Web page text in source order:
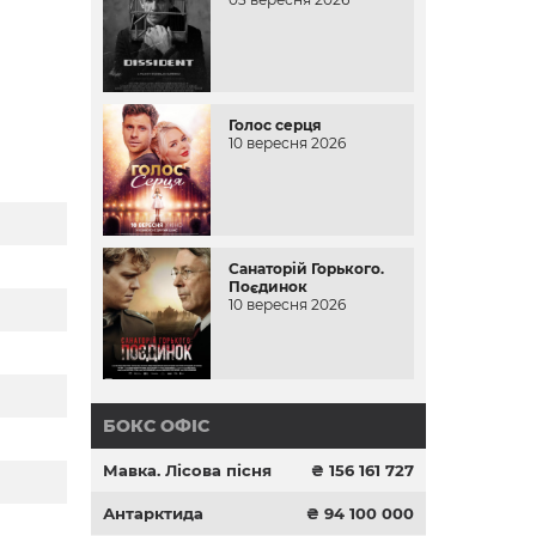
Голос серця
10 вересня 2026
Санаторій Горького.
Поєдинок
10 вересня 2026
БОКС ОФІС
Мавка. Лісова пісня ₴ 156 161 727
Антарктида ₴ 94 100 000